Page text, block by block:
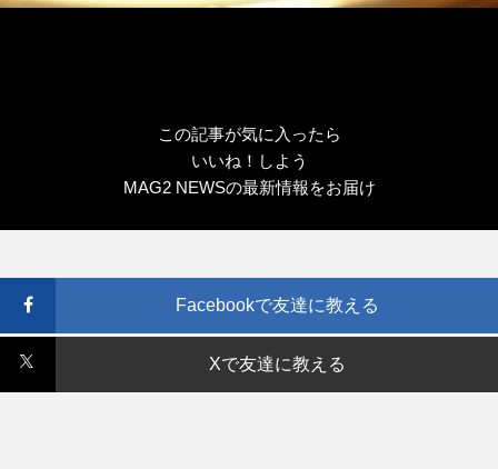
この記事が気に入ったら
いいね！しよう
MAG2 NEWSの最新情報をお届け
Facebookで友達に教える
Xで友達に教える